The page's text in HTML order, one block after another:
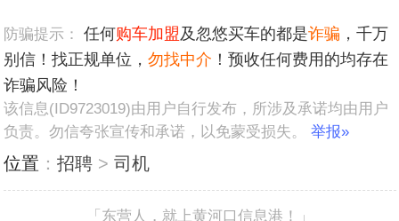
防骗提示： 任何购车加盟及忽悠买车的都是诈骗 ，千万
别信！找正规单位， 勿找中介 ！预收任何费用的均存在
诈骗风险！
该信息(ID9723019)由用户自行发布，所涉及承诺均由用户
负责。勿信夸张宣传和承诺，以免蒙受损失。 举报»
位置 ： 招聘> 司机
「东营人，就上黄河口信息港！」